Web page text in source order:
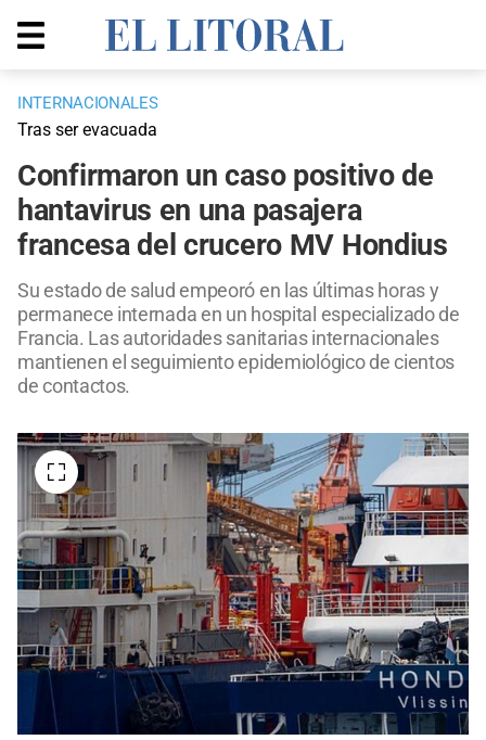
INTERNACIONALES
Tras ser evacuada
Confirmaron un caso positivo de
hantavirus en una pasajera
francesa del crucero MV Hondius
Su estado de salud empeoró en las últimas horas y
permanece internada en un hospital especializado de
Francia. Las autoridades sanitarias internacionales
mantienen el seguimiento epidemiológico de cientos
de contactos.